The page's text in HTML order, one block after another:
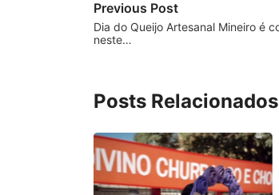
Previous Post
Dia do Queijo Artesanal Mineiro é
neste…
Posts Relacionados